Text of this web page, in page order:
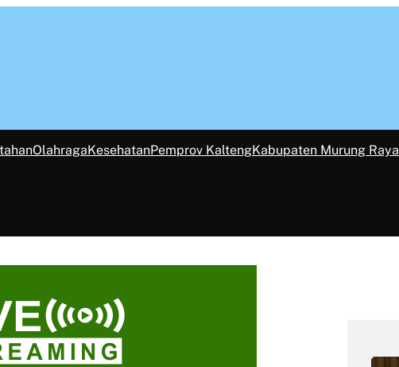
OlahragaKesehatanPemprov KaltengKabupaten Murung Raya